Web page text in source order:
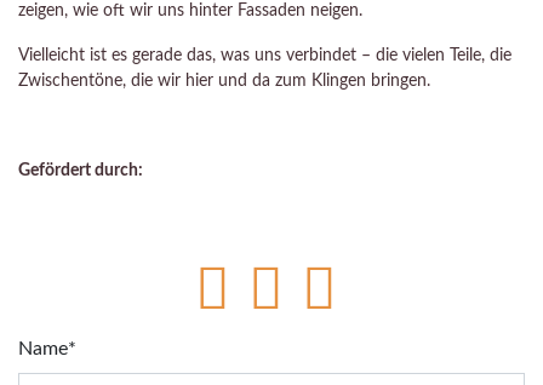
zeigen, wie oft wir uns hinter Fassaden neigen.
Vielleicht ist es gerade das, was uns verbindet – die vielen Teile, die
Zwischentöne, die wir hier und da zum Klingen bringen.
Gefördert durch:
Pflichtfeld
Name*